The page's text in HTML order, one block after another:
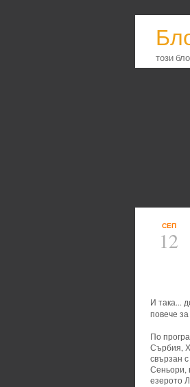
този
СЕП
12
И така...
повече
По
Сърбия,
свързан
Сеньори,
езерото